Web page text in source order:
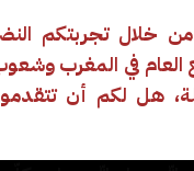
من خلال تجربتكم
في المغرب
هل لكم أن